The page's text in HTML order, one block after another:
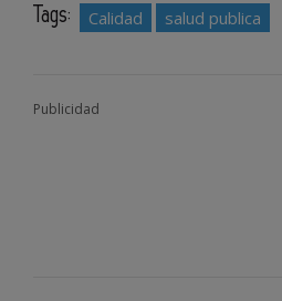
Tags: Calidad salud publica
Publicidad